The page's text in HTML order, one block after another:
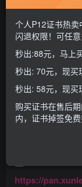
本期给大家带来
于14.0-16.6.1安
可以安装插件来
添加静音模
1.确保已安装了
https://
个人P12证书热
闪退权限！可任
秒出:88元，马上
秒出: 70元，现买
秒出: 58元，现买
购买证书在售后
内，证书掉签免费